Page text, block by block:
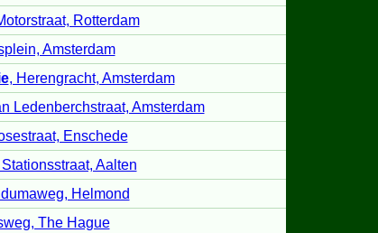
Rotterdam
Amsterdam
, Herengracht, Amsterdam
Ledenberchstraat, Amsterdam
Enschede
Aalten
Helmond
The Hague